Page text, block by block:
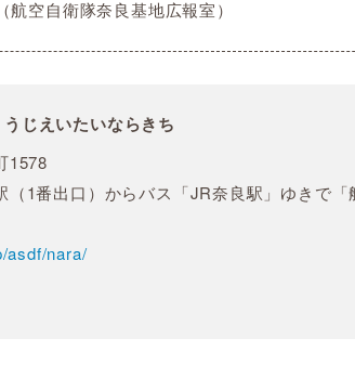
航空自衛隊奈良基地広報室）
じえいたいならきち
1578
（1番出口）からバス「JR奈良駅」ゆきで
asdf/nara/